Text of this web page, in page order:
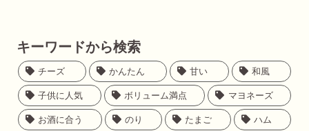
キーワードから検索
チーズ かんたん 甘い 和風
子供に人気 ボリューム満点 マヨネーズ
お酒に合う のり たまご ハム